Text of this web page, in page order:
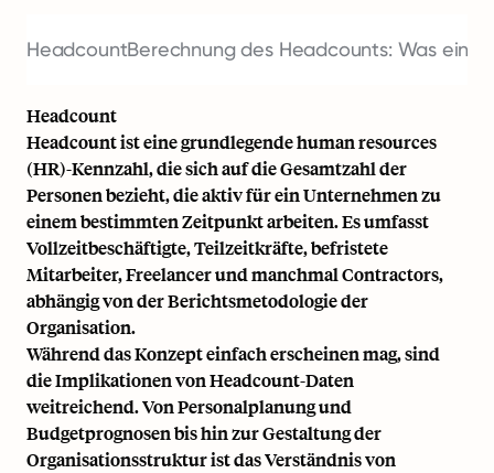
HeadcountBerechnung des Headcounts: Was
Headcount
Headcount ist eine grundlegendehuman resources
(HR)-Kennzahl, die sich auf die Gesamtzahl der
Personen bezieht, die aktiv für ein Unternehmen zu
einem bestimmten Zeitpunkt arbeiten. Es umfasst
Vollzeitbeschäftigte,Teilzeitkräfte,befristete
Mitarbeiter,Freelancerund manchmalContractors,
abhängig von der Berichtsmetodologie der
Organisation.
Während das Konzept einfach erscheinen mag, sind
die Implikationen von Headcount-Daten
weitreichend. Von Personalplanung und
Budgetprognosen bis hin zur Gestaltung der
Organisationsstruktur ist das Verständnis von